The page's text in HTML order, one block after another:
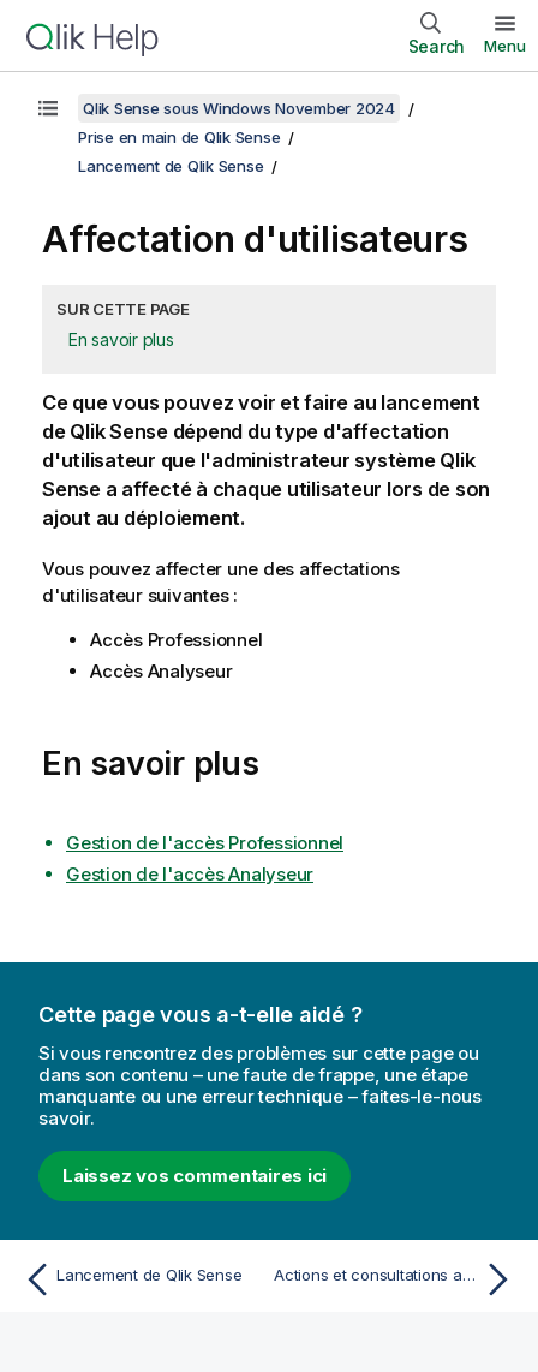
Search Menu
Qlik Sense sous Windows November 2024
Prise en main de Qlik Sense
Lancement de Qlik Sense
Affectation d'utilisateurs
SUR CETTE PAGE
En savoir plus
Ce que vous pouvez voir et faire au lancement
de Qlik Sensedépend du type d'affectation
d'utilisateur que l'administrateur système Qlik
Sensea affecté à chaque utilisateur lors de son
ajout au déploiement.
Vous pouvez affecter une des affectations
d'utilisateur suivantes :
Accès Professionnel
Accès Analyseur
En savoir plus
Gestion de l'accès Professionnel
Gestion de l'accès Analyseur
Cette page vous a-t-elle aidé ?
Si vous rencontrez des problèmes sur cette page ou
dans son contenu – une faute de frappe, une étape
manquante ou une erreur technique – faites-le-nous
savoir.
Laissez vos commentaires ici
Lancement de Qlik Sense Actions et consultations autorisées dans Qlik Sense